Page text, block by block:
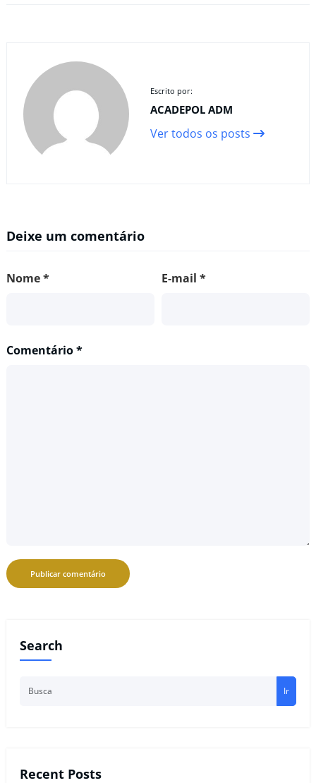
Escrito por:
ACADEPOL ADM
Ver todos os posts
Deixe um comentário
Nome* E-mail *
Comentário*
Search
Ir
Recent Posts